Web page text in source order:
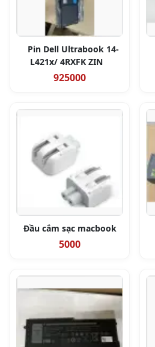
Pin Dell Ultrabook 14-
L421x/ 4RXFK ZIN
925000
Đầu cắm sạc macbook
5000